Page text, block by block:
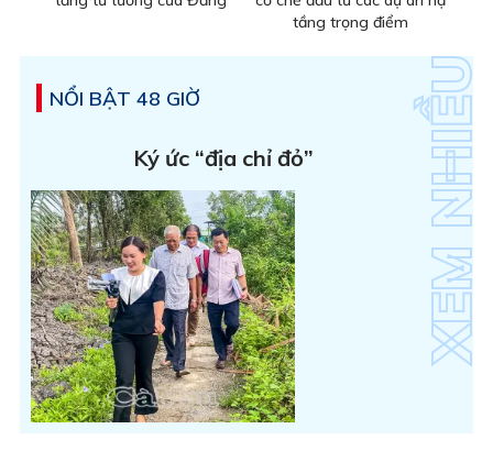
tầng trọng điểm
NỔI BẬT 48 GIỜ
Ký ức “địa chỉ đỏ”